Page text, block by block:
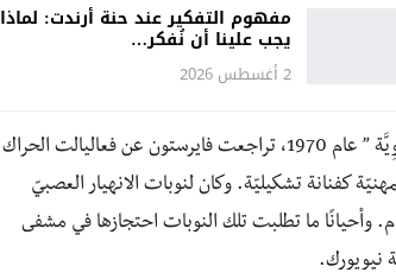
مفهوم التفكير عند حنة أرندت: لماذا
يجب علينا أن نُفكر…
2 أغسطس 2026
بعد فترةٍ قصيرة من صدور كتاب ” جدليّة الجنس: قضية الثورة النِسْوِيَّة ” عام 1970، تراجعت فايرستون عن فعاليالت الحراك
كفنانة تشكيليّة. وكان لنوبات الانهيار العصبيّ
وأحيانًا ما تطلبت تلك النوبات احتجازها في مشفى